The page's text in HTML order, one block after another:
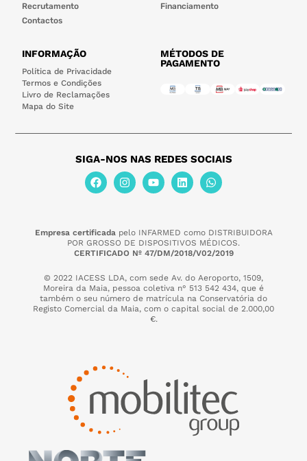
Recrutamento
Contactos
Financiamento
INFORMAÇÃO
Política de Privacidade
Termos e Condições
Livro de Reclamações
Mapa do Site
MÉTODOS DE
PAGAMENTO
SIGA-NOS NAS REDES SOCIAIS
Empresa certificadapelo INFARMED como DISTRIBUIDORA
POR GROSSO DE DISPOSITIVOS MÉDICOS.
CERTIFICADO Nº 47/DM/2018/V02/2019
© 2022 IACESS LDA, com sede Av. do Aeroporto, 1509,
Moreira da Maia, pessoa coletiva n° 513 542 434, que é
também o seu número de matrícula na Conservatória do
Registo Comercial da Maia, com o capital social de 2.000,00
€.